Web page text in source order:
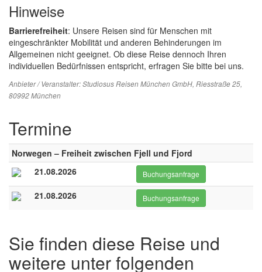
Hinweise
Barrierefreiheit: Unsere Reisen sind für Menschen mit
eingeschränkter Mobilität und anderen Behinderungen im
Allgemeinen nicht geeignet. Ob diese Reise dennoch Ihren
individuellen Bedürfnissen entspricht, erfragen Sie bitte bei uns.
Anbieter / Veranstalter:Studiosus Reisen München GmbH, Riesstraße 25,
80992 München
Termine
Norwegen – Freiheit zwischen Fjell und Fjord
21.08.2026
Buchungsanfrage
21.08.2026 Buchungsanfrage
Sie finden diese Reise und
weitere unter folgenden